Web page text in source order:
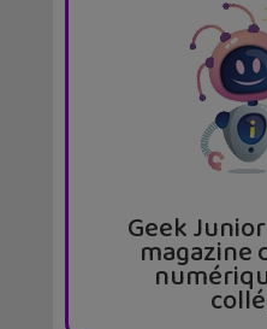
Geek
magazine